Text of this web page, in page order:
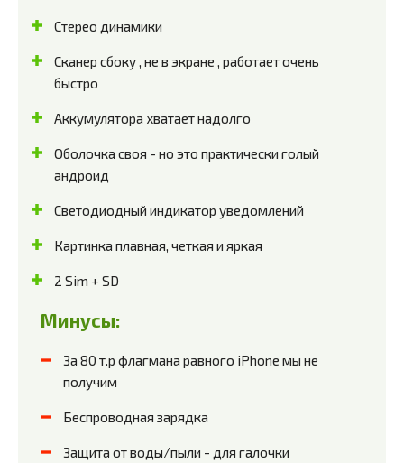
Стерео динамики
Сканер сбоку , не в экране , работает очень
быстро
Аккумулятора хватает надолго
Оболочка своя - но это практически голый
андроид
Светодиодный индикатор уведомлений
Картинка плавная, четкая и яркая
2 Sim + SD
Минусы:
За 80 т.р флагмана равного iPhone мы не
получим
Беспроводная зарядка
Защита от воды/пыли - для галочки